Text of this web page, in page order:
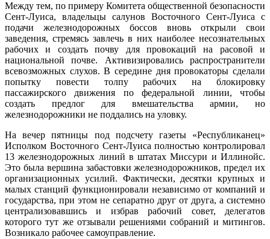
Между тем, по примеру Комитета общественной безопасности
Сент-Луиса, владельцы салунов Восточного Сент-Луиса с
подачи железнодорожных боссов вновь открыли свои
заведения, стремясь завлечь в них наиболее несознательных
рабочих и создать почву для провокаций на расовой и
национальной почве. Активизировались распространители
всевозможных слухов. В середине дня провокаторы сделали
попытку повести толпу рабочих на блокировку
пассажирского движения по федеральной линии, чтобы
создать предлог для вмешательства армии, но
железнодорожники не поддались на уловку.
На вечер пятницы под подсчету газеты «Республиканец»
Исполком Восточного Сент-Луиса полностью контролировал
13 железнодорожных линий в штатах Миссури и Иллинойс.
Это была вершина забастовки железнодорожников, предел их
организационных усилий. Фактически, десятки крупных и
малых станций функционировали независимо от компаний и
государства, при этом не сепаратно друг от друга, а системно
централизовавшись и избрав рабочий совет, делегатов
которого тут же отзывали решениями собраний и митингов.
Возникало рабочее самоуправление.